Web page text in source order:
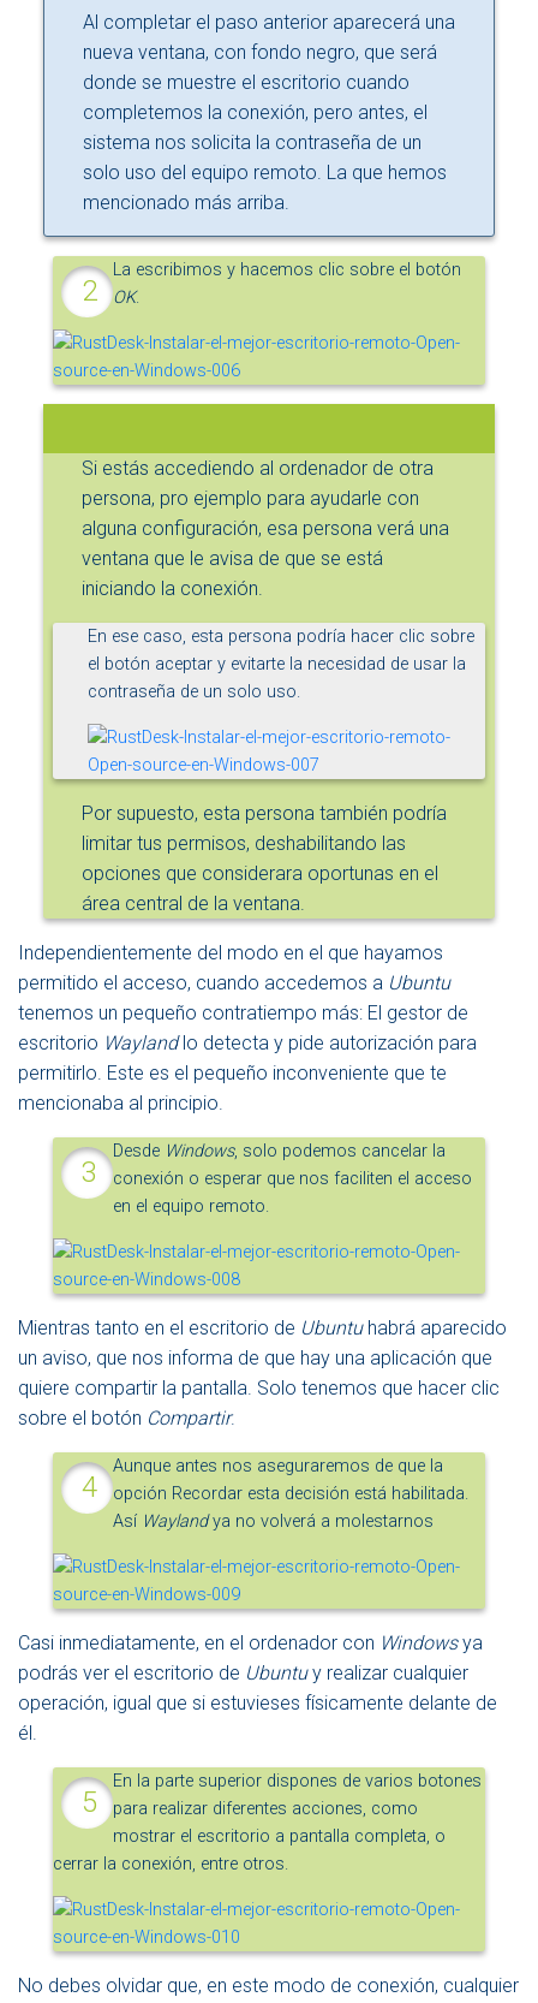
Al completar el paso anterior aparecerá una
nueva ventana, con fondo negro, que será
donde se muestre el escritorio cuando
completemos la conexión, pero antes, el
sistema nos solicita la contraseña de un
solo uso del equipo remoto. La que hemos
mencionado más arriba.
La escribimos y hacemos clic sobre el botón
OK.
Si estás accediendo al ordenador de otra
persona, pro ejemplo para ayudarle con
alguna configuración, esa persona verá una
ventana que le avisa de que se está
iniciando la conexión.
En ese caso, esta persona podría hacer clic sobre
el botón aceptar y evitarte la necesidad de usar la
contraseña de un solo uso.
Por supuesto, esta persona también podría
limitar tus permisos, deshabilitando las
opciones que considerara oportunas en el
área central de la ventana.
Independientemente del modo en el que hayamos
permitido el acceso, cuando accedemos a Ubuntu
tenemos un pequeño contratiempo más: El gestor de
escritorio Waylandlo detecta y pide autorización para
permitirlo. Este es el pequeño inconveniente que te
mencionaba al principio.
Desde Windows, solo podemos cancelar la
conexión o esperar que nos faciliten el acceso
en el equipo remoto.
Mientras tanto en el escritorio de Ubuntuhabrá aparecido
un aviso, que nos informa de que hay una aplicación que
quiere compartir la pantalla. Solo tenemos que hacer clic
sobre el botón Compartir.
Aunque antes nos aseguraremos de que la
opción Recordar esta decisión está habilitada.
Así Waylandya no volverá a molestarnos
Casi inmediatamente, en el ordenador con Windowsya
podrás ver el escritorio de Ubuntuy realizar cualquier
operación, igual que si estuvieses físicamente delante de
él.
En la parte superior dispones de varios botones
para realizar diferentes acciones, como
mostrar el escritorio a pantalla completa, o
cerrar la conexión, entre otros.
No debes olvidar que, en este modo de conexión, cualquier